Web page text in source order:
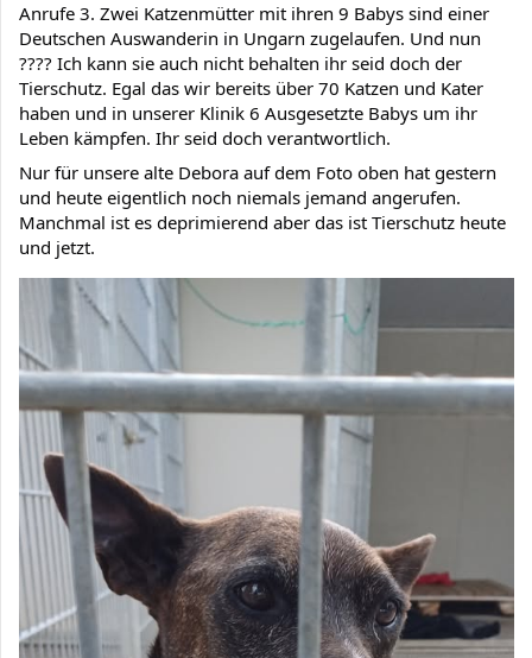
Anrufe 3. Zwei Katzenmütter mit ihren 9 Babys sind einer
Deutschen Auswanderin in Ungarn zugelaufen. Und nun
???? Ich kann sie auch nicht behalten ihr seid doch der
Tierschutz. Egal das wir bereits über 70 Katzen und Kater
haben und in unserer Klinik 6 Ausgesetzte Babys um ihr
Leben kämpfen. Ihr seid doch verantwortlich.
Nur für unsere alte Debora auf dem Foto oben hat gestern
und heute eigentlich noch niemals jemand angerufen.
Manchmal ist es deprimierend aber das ist Tierschutz heute
und jetzt.